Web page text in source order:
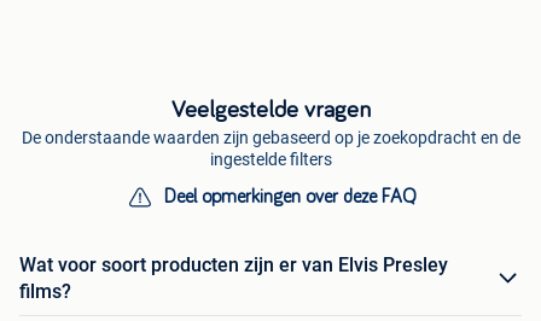
Veelgestelde vragen
De onderstaande waarden zijn gebaseerd op je zoekopdracht en de
ingestelde filters
Deel opmerkingen over deze FAQ
Wat voor soort producten zijn er van Elvis Presley
films?